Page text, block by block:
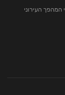
העירוני